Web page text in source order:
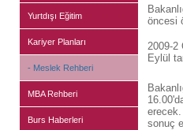
Yurtdışı Eğitim
Kariyer Planları
- Meslek Rehberi
MBA Rehberi
Burs Haberleri
öncesi
2009-2
Eylül
sonuç